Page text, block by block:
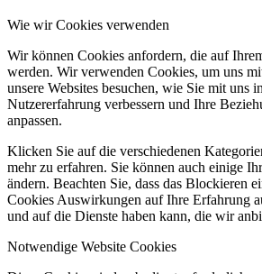
Wie wir Cookies verwenden
Wir können Cookies anfordern, die auf
werden. Wir verwenden Cookies, um uns
unsere Websites besuchen, wie Sie mit uns
Nutzererfahrung verbessern und Ihre
anpassen.
Klicken Sie auf die verschiedenen
mehr zu erfahren. Sie können auch einige
ändern. Beachten Sie, dass das Blockieren
Cookies Auswirkungen auf Ihre Erfahrung
und auf die Dienste haben kann, die wir
Notwendige Website Cookies